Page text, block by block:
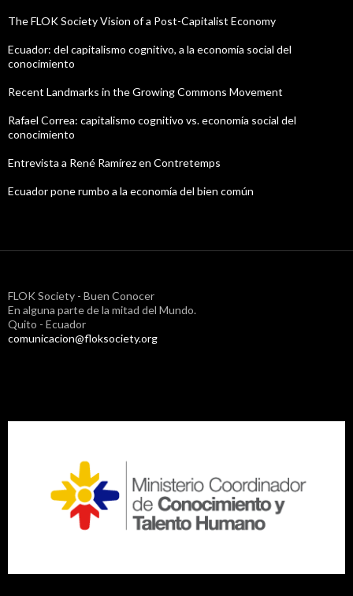
The FLOK Society Vision of a Post-Capitalist Economy
Ecuador: del capitalismo cognitivo, a la economía social del
conocimiento
Recent Landmarks in the Growing Commons Movement
Rafael Correa: capitalismo cognitivo vs. economía social del
conocimiento
Entrevista a René Ramírez en Contretemps
Ecuador pone rumbo a la economía del bien común
FLOK Society - Buen Conocer
En alguna parte de la mitad del Mundo.
Quito - Ecuador
comunicacion@floksociety.org